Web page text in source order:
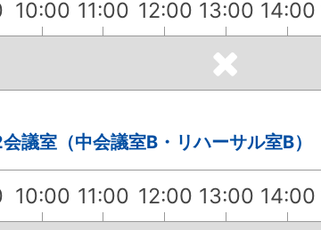
10:00 11:00 12:00 13:00 14:00
議室（中会議室B・リハーサル室B）
10:00 11:00 12:00 13:00 14:00